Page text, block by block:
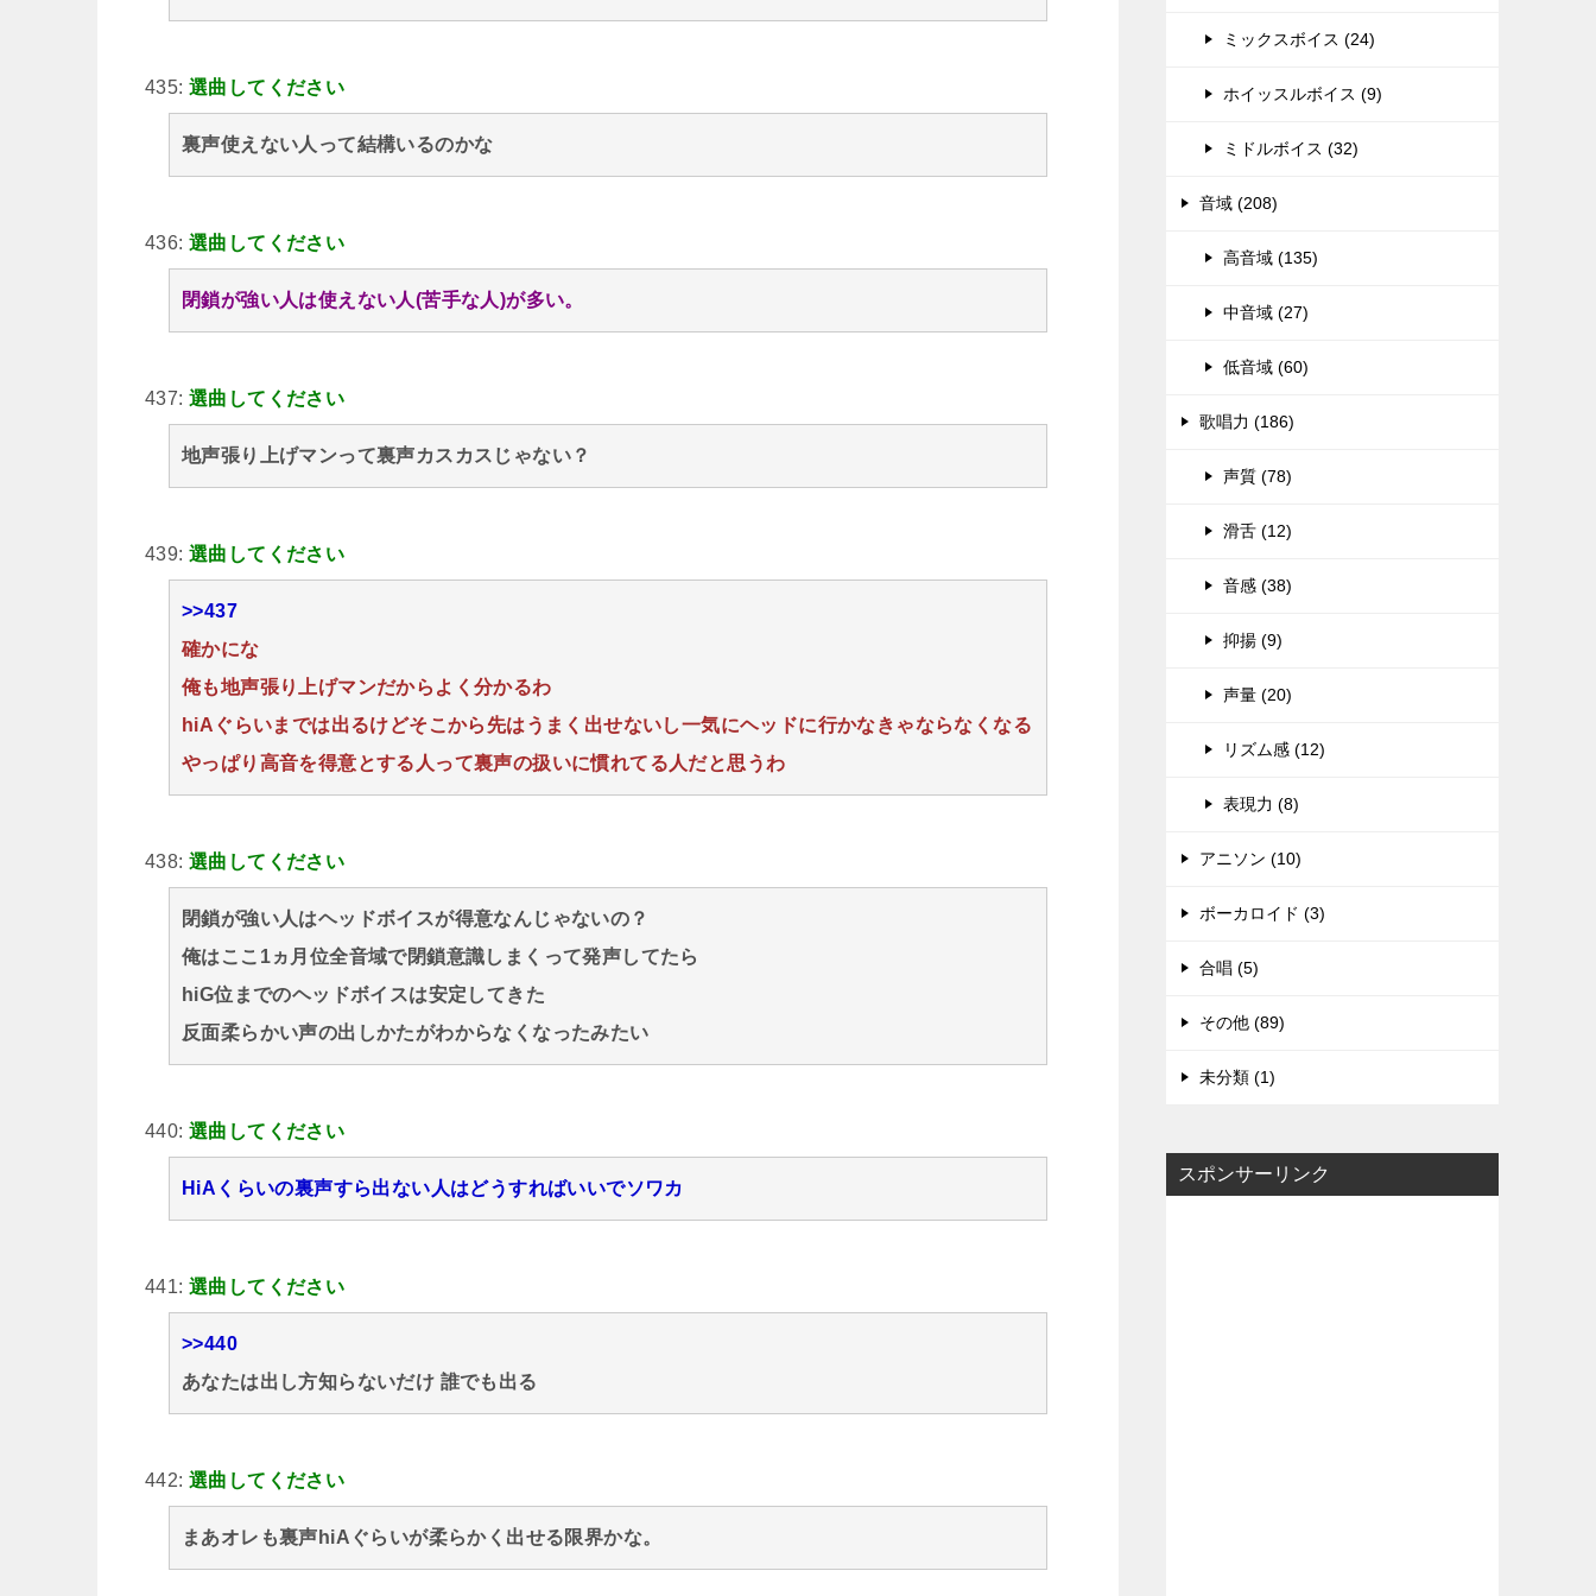
435: 選曲してください
裏声使えない人って結構いるのかな
436: 選曲してください
閉鎖が強い人は使えない人(苦手な人)が多い。
437: 選曲してください
地声張り上げマンって裏声カスカスじゃない？
439: 選曲してください
>>437
確かにな
俺も地声張り上げマンだからよく分かるわ
hiAぐらいまでは出るけどそこから先はうまく出せないし一気にヘッドに行かなきゃならなくなる
やっぱり高音を得意とする人って裏声の扱いに慣れてる人だと思うわ
438: 選曲してください
閉鎖が強い人はヘッドボイスが得意なんじゃないの？
俺はここ1ヵ月位全音域で閉鎖意識しまくって発声してたら
hiG位までのヘッドボイスは安定してきた
反面柔らかい声の出しかたがわからなくなったみたい
440: 選曲してください
HiAくらいの裏声すら出ない人はどうすればいいでソワカ
441: 選曲してください
>>440
あなたは出し方知らないだけ 誰でも出る
442: 選曲してください
まあオレも裏声hiAぐらいが柔らかく出せる限界かな。
ミックスボイス (24)
ホイッスルボイス (9)
ミドルボイス (32)
音域 (208)
高音域 (135)
中音域 (27)
低音域 (60)
歌唱力 (186)
声質 (78)
滑舌 (12)
音感 (38)
抑揚 (9)
声量 (20)
リズム感 (12)
表現力 (8)
アニソン (10)
ボーカロイド (3)
合唱 (5)
その他 (89)
未分類 (1)
スポンサーリンク